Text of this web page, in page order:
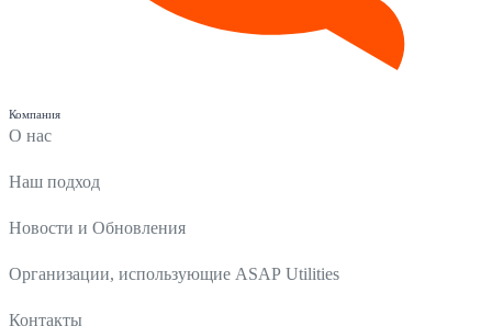
Компания
О нас
Наш подход
Новости и Обновления
Организации, использующие ASAP Utilities
Контакты